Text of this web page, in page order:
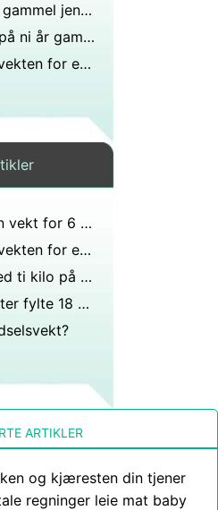
Hvor mye bør en 7 år gammel jente veie i kilo?
Gjennomsnittlig vekt på ni år gammel gutt 4 fot 8 i høy?
Hva er gjennomsnittsvekten for en 14 år gammel jente i A frica?
Er 112 pounds en sunn vekt for 6 18 år gamle menn?
Hva er gjennomsnittsvekten for en 12 år gammel jente som
Hvordan kan du gå ned ti kilo på en uke hvis du er 15?
Kan gutter bli høye etter fylte 18 år, og hvis personen er 5 fot 3 tommer, hvor mye mer kan gutten vokse?
ARTIKLER
og kjæresten din tjener
regninger leie mat baby